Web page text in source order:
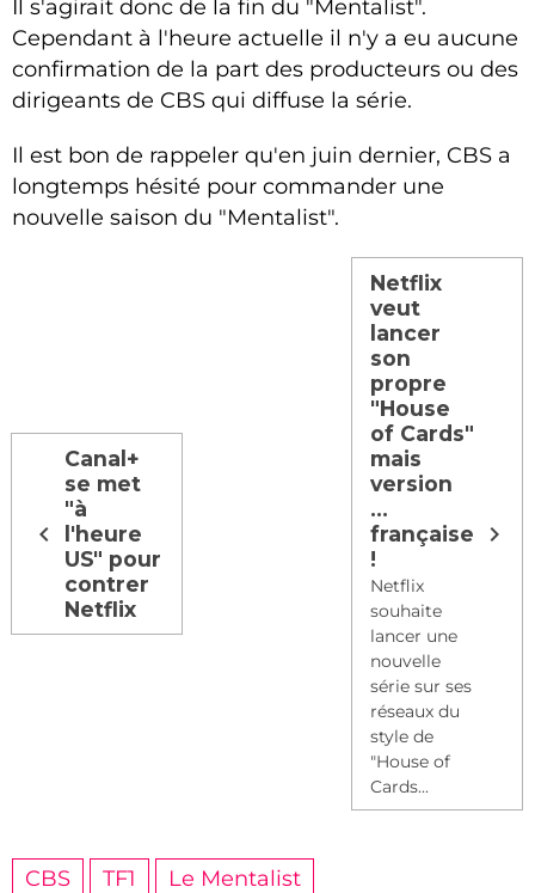
Il s'agirait donc de la fin du "Mentalist".
Cependant à l'heure actuelle il n'y a eu aucune
confirmation de la part des producteurs ou des
dirigeants de CBS qui diffuse la série.
Il est bon de rappeler qu'en juin dernier, CBS a
longtemps hésité pour commander une
nouvelle saison du "Mentalist".
Canal+
se met
"à
l'heure
US" pour
contrer
Netflix
Netflix
veut
lancer
son
propre
"House
of Cards"
mais
version
...
française
!
Netflix
souhaite
lancer une
nouvelle
série sur ses
réseaux du
style de
"House of
Cards...
CBS TF1 Le Mentalist